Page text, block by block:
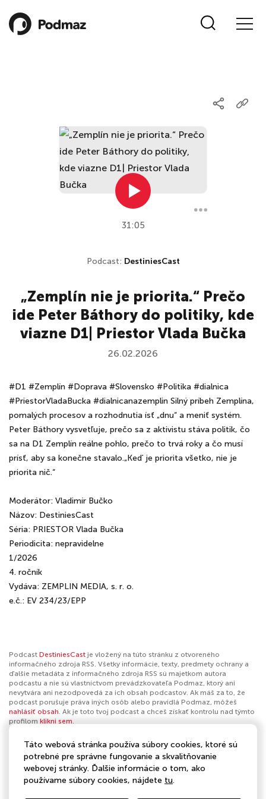
31:05
Podcast: DestiniesCast
„Zemplín nie je priorita.“ Prečo
ide Peter Báthory do politiky, kde
viazne D1| Priestor Vlada Bučka
26.02.2026
#D1 #Zemplín #Doprava #Slovensko #Politika #dialnica
#PriestorVladaBucka #dialnicanazemplin Silný príbeh Zemplína,
pomalých procesov a rozhodnutia ísť „dnu“ a meniť systém.
Peter Báthory vysvetľuje, prečo sa z aktivistu stáva politik, čo
sa na D1 Zemplín reálne pohlo, prečo to trvá roky a čo musí
prísť, aby sa konečne stavalo.„Keď je priorita všetko, nie je
priorita nič.“
Moderátor: Vladimír Bučko
Názov: DestiniesCast
Séria: PRIESTOR Vlada Bučka
Periodicita: nepravidelne
1/2026
4. ročník
Vydáva: ZEMPLIN MEDIA, s. r. o.
e.č.: EV 234/23/EPP
Podcast DestiniesCast je vložený na túto stránku z otvoreného
informačného zdroja RSS. Všetky informácie, texty, predmety ochrany a
ďalšie metadáta z informačného zdroja RSS sú majetkom autora
podcastu a nie sú vlastníctvom prevádzkovateľa Podmaz, ktorý ani
nevytvára ani nezodpovedá za ich obsah podcastov. Ak máš za to, že
podcast porušuje práva iných osôb alebo pravidlá Podmaz, môžeš
nahlásiť obsah. Ak je toto tvoj podcast a chceš získať kontrolu nad týmto
profilom klikni sem.
Autor:DestiniesCast
Kategórie:Spoločnosť a kultúra,Denné správy,Komentáre k
spravodajstvu ,Technologické novinky ,Dokumenty
Táto webová stránka používa súbory cookies, ktoré sú
potrebné pre správne fungovanie a skvalitňovanie
webovej stránky. Ďalšie informácie o tom, ako
používame súbory cookies, nájdete tu.